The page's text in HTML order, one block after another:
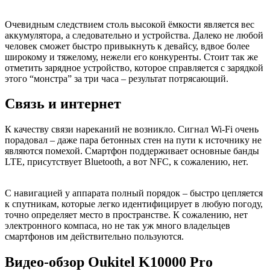
Очевидным следствием столь высокой ёмкости является вес
аккумулятора, а следовательно и устройства. Далеко не любой
человек сможет быстро привыкнуть к девайсу, вдвое более
широкому и тяжелому, нежели его конкуренты. Стоит так же
отметить зарядное устройство, которое справляется с зарядкой
этого “монстра” за три часа – результат потрясающий.
Связь и интернет
К качеству связи нареканий не возникло. Сигнал Wi-Fi очень
порадовал – даже пара бетонных стен на пути к источнику не
являются помехой. Смартфон поддерживает основные банды
LTE, присутствует Bluetooth, а вот NFC, к сожалению, нет.
С навигацией у аппарата полный порядок – быстро цепляется
к спутникам, которые легко идентифицирует в любую погоду,
точно определяет место в пространстве. К сожалению, нет
электронного компаса, но не так уж много владельцев
смартфонов им действительно пользуются.
Видео-обзор Oukitel K10000 Pro